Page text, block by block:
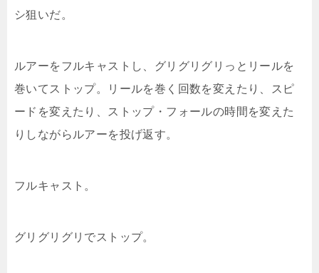
シ狙いだ。
ルアーをフルキャストし、グリグリグリっとリールを
巻いてストップ。リールを巻く回数を変えたり、スピ
ードを変えたり、ストップ・フォールの時間を変えた
りしながらルアーを投げ返す。
フルキャスト。
グリグリグリでストップ。